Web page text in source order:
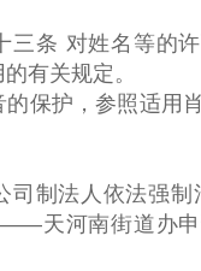
条 对姓名等的许
有关规定。
保护，参照适用
制法人依法强制
天河南街道办申